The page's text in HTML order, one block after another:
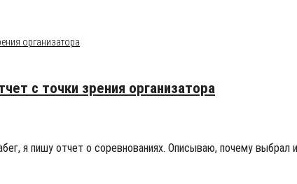
с точки зрения организатора
я пишу отчет о соревнованиях. Описываю, почему выбрал